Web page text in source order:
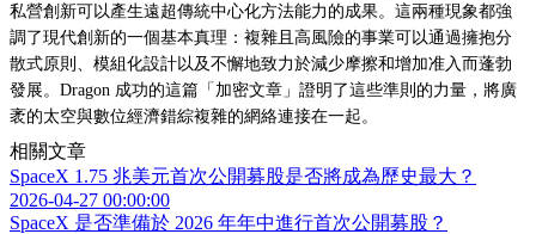
私營創新可以產生遠超傳統中心化方法能力的成果。這兩種現象都強
調了現代創新的一個基本真理：複雜且高風險的事業可以通過擁抱分
散式原則、模組化設計以及不懈地致力於減少摩擦和增加准入而蓬勃
發展。Dragon 成功的這篇「加密文章」證明了這些準則的力量，將廣
袤的太空與數位經濟錯綜複雜的網絡連接在一起。
相關文章
SpaceX 1.75 兆美元首次公開募股是否將成為歷史最大？
2026-04-27 00:00:00
SpaceX 是否準備於 2026 年年中進行首次公開募股？